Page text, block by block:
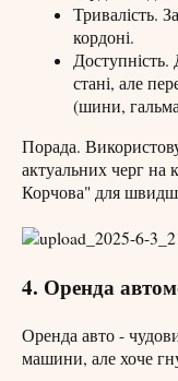
Тривалість.
кордоні.
стані, але
(шини,
Порада.
актуальних черг на
Корчова" для
4. Оренда
Оренда авто -
машини, але хоче